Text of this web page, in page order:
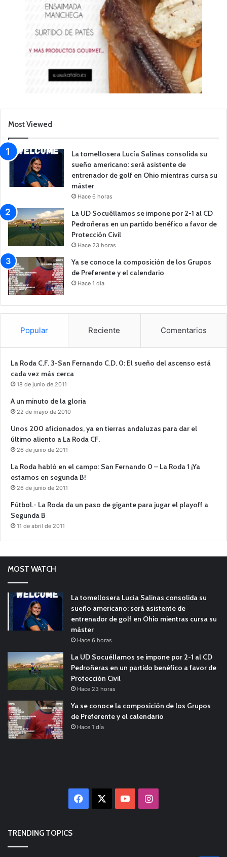
Most Viewed
La tomellosera Lucía Salinas consolida su
sueño americano: será asistente de
entrenador de golf en Ohio mientras cursa su
máster
Hace 6 horas
La UD Socuéllamos se impone por 2-1 al CD
Pedroñeras en un partido benéfico a favor de
Protección Civil
Hace 23 horas
Ya se conoce la composición de los Grupos
de Preferente y el calendario
Hace 1 día
Popular Reciente Comentarios
La Roda C.F. 3-San Fernando C.D. 0: El sueño del ascenso está
cada vez más cerca
18 de junio de 2011
A un minuto de la gloria
22 de mayo de 2010
Unos 200 aficionados, ya en tierras andaluzas para dar el
último aliento a La Roda CF.
26 de junio de 2011
La Roda habló en el campo: San Fernando 0 – La Roda 1 ¡Ya
estamos en segunda B!
26 de junio de 2011
Fútbol.- La Roda da un paso de gigante para jugar el playoff a
Segunda B
11 de abril de 2011
MOST WATCH
La tomellosera Lucía Salinas consolida su
sueño americano: será asistente de
entrenador de golf en Ohio mientras cursa su
máster
Hace 6 horas
La UD Socuéllamos se impone por 2-1 al CD
Pedroñeras en un partido benéfico a favor de
Protección Civil
Hace 23 horas
Ya se conoce la composición de los Grupos
de Preferente y el calendario
Hace 1 día
Facebook YouTubeInstagram
TRENDING TOPICS